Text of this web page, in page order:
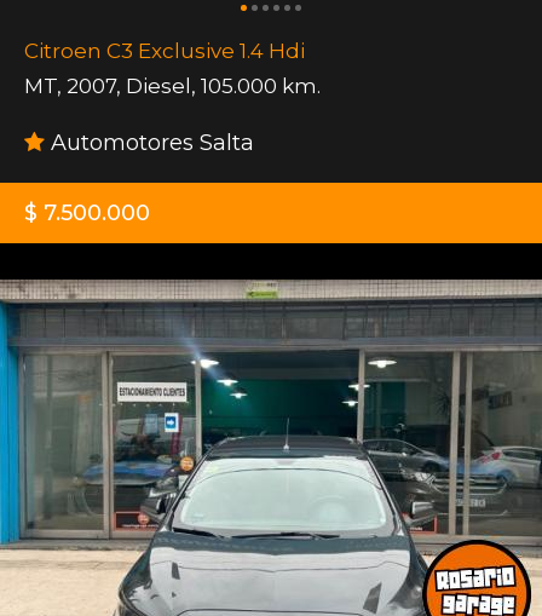
Citroen C3 Exclusive 1.4 Hdi
MT, 2007, Diesel, 105.000 km.
Automotores Salta
$ 7.500.000